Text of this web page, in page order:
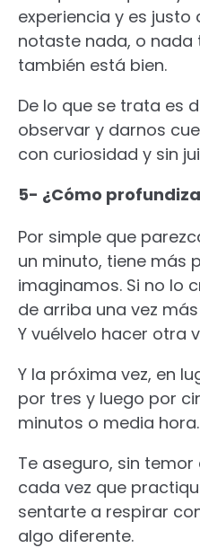
experiencia y es justo
notaste nada, o nada
también está bien.
De lo que se trata es
observar y darnos
con curiosidad y sin
5- ¿Cómo
Por simple que
un minuto, tiene más
imaginamos. Si no lo
de arriba una vez
Y vuélvelo hacer otra
Y la próxima vez, en
por tres y luego por
minutos o media hora.
Te aseguro, sin
cada vez que
sentarte a respirar
algo diferente.